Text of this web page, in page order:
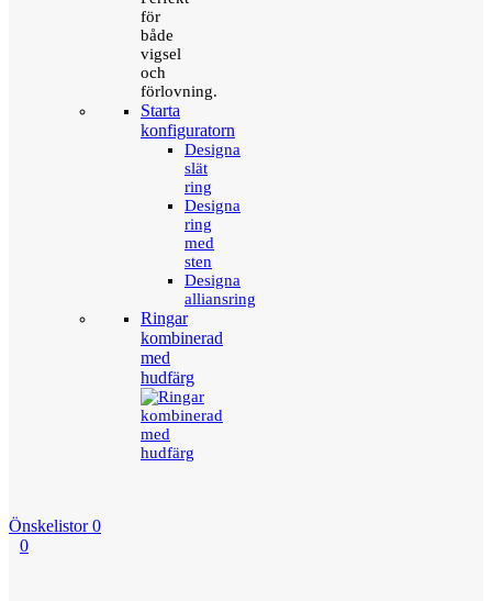
för
både
vigsel
och
förlovning.
Starta
konfiguratorn
Designa
slät
ring
Designa
ring
med
sten
Designa
alliansring
Ringar
kombinerad
med
hudfärg
Önskelistor 0
0